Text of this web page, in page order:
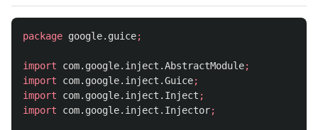
package google.guice;
import com.google.inject.AbstractModule;
import
com.google.inject.Guice;
import
com.google.inject.Inject ;
import
com.google.inject.Injector;